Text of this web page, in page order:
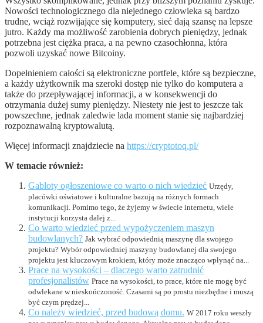
Nowości technologicznego dla niejednego człowieka są bardzo
trudne, wciąż rozwijające się komputery, sieć dają szansę na lepsze
jutro. Każdy ma możliwość zarobienia dobrych pieniędzy, jednak
potrzebna jest ciężka praca, a na pewno czasochłonna, która
pozwoli uzyskać nowe Bitcoiny.
Dopełnieniem całości są elektroniczne portfele, które są bezpieczne,
a każdy użytkownik ma szeroki dostęp nie tylko do komputera a
także do przepływającej informacji, a w konsekwencji do
otrzymania dużej sumy pieniędzy. Niestety nie jest to jeszcze tak
powszechne, jednak zaledwie lada moment stanie się najbardziej
rozpoznawalną kryptowalutą.
Więcej informacji znajdziecie na https://cryptotoq.pl/
W temacie również:
Gabloty ogłoszeniowe co warto o nich wiedzieć Urzędy,
placówki oświatowe i kulturalne bazują na różnych formach
komunikacji. Pomimo tego, że żyjemy w świecie internetu, wiele
instytucji korzysta dalej z...
Co warto wiedzieć przed wypożyczeniem maszyn
budowlanych? Jak wybrać odpowiednią maszynę dla swojego
projektu? Wybór odpowiedniej maszyny budowlanej dla swojego
projektu jest kluczowym krokiem, który może znacząco wpłynąć na...
Prace na wysokości – dlaczego warto zatrudnić
profesjonalistów Prace na wysokości, to prace, które nie mogę być
odwlekane w nieskończoność. Czasami są po prostu niezbędne i muszą
być czym prędzej...
Co należy wiedzieć, przed budową domu. W 2017 roku weszły